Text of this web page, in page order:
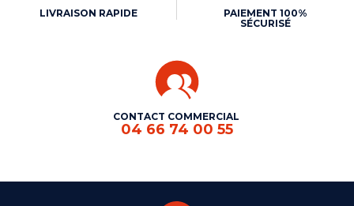
LIVRAISON RAPIDE
PAIEMENT 100%
SÉCURISÉ
CONTACT COMMERCIAL
04 66 74 00 55